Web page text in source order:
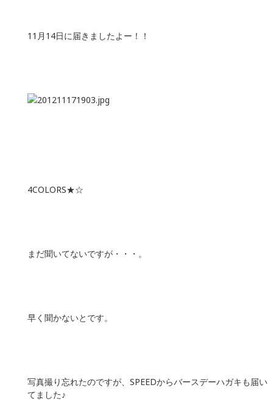
11月14日に届きましたよー！！
4COLORS★☆
まだ聞いてないですが・・・。
早く聞かないとです。
写真撮り忘れたのですが、SPEEDからバースデーハガキも届い
てました♪